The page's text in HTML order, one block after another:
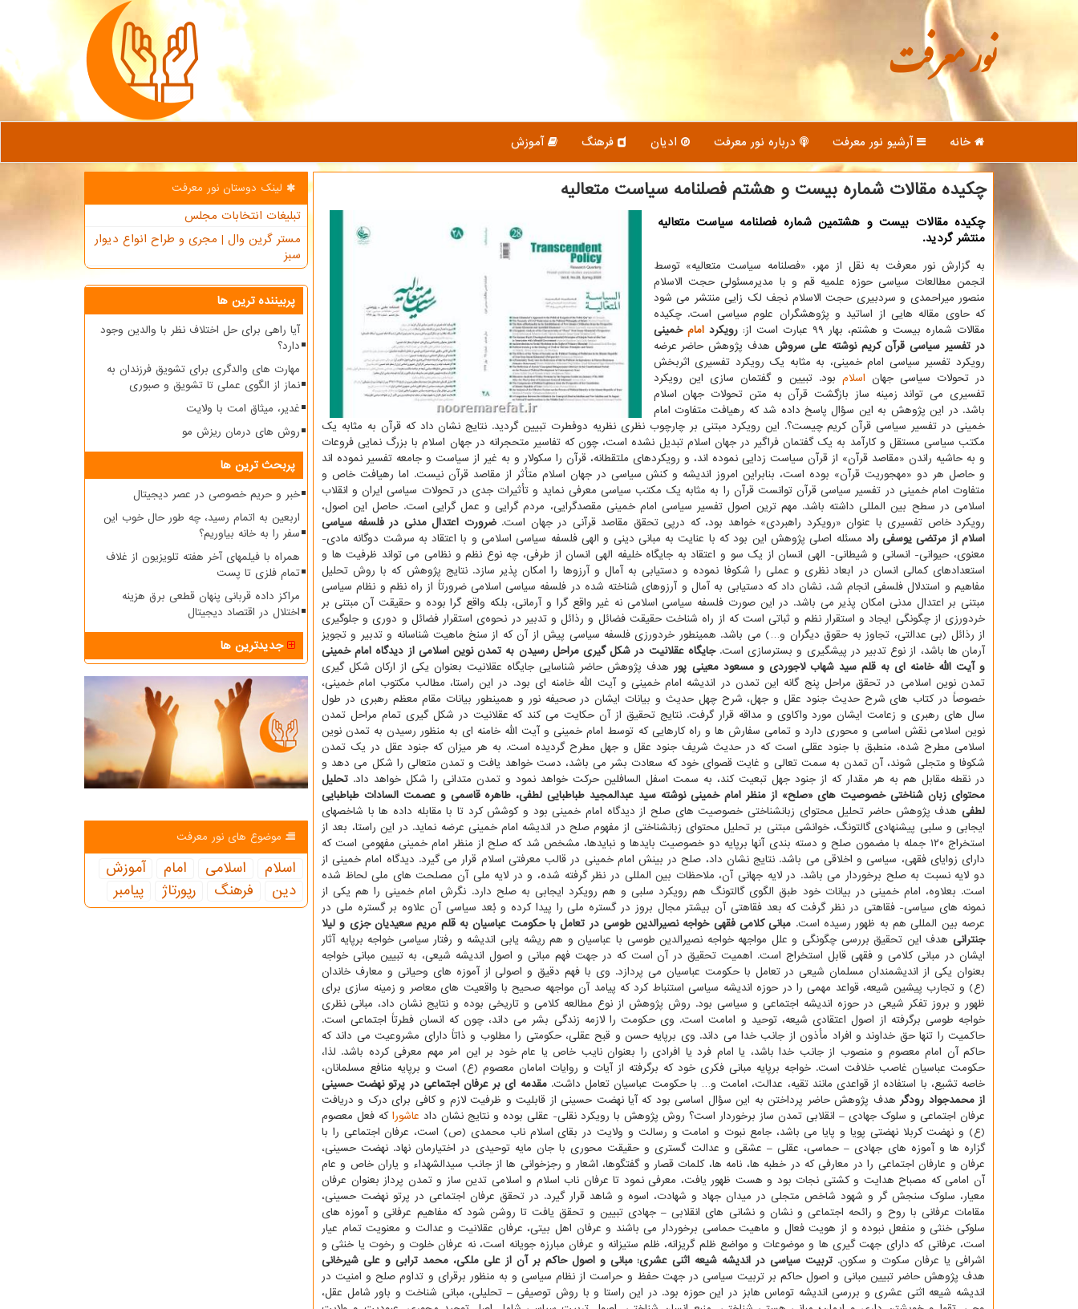
نور معرفت
خانه آرشیو نور معرفت درباره نور معرفت ادیان فرهنگ آموزش
چكیده مقالات شماره بیست و هشتم فصلنامه سیاست متعالیه
چكیده مقالات بیست و هشتمین شماره فصلنامه سیاست متعالیه
منتشر گردید.
به گزارش نور معرفت به نقل از مهر، «فصلنامه سیاست متعالیه» توسط
انجمن مطالعات سیاسی حوزه علمیه قم و با مدیرمسئولی حجت الاسلام
منصور میراحمدی و سردبیری حجت الاسلام نجف لک زایی منتشر می شود
که حاوی مقاله هایی از اساتید و پژوهشگران علوم سیاسی است. چکیده
مقالات شماره بیست و هشتم، بهار ۹۹ عبارت است از:
رویکردامام خمینی
در تفسیر سیاسی قرآن کریم نوشته علی سروش هدف پژوهش حاضر عرضه
رویکرد تفسیر سیاسی امام خمینی، به مثابه یک رویکرد تفسیری اثربخش
در تحولات سیاسی جهان اسلام بود. تبیین و گفتمان سازی این رویکرد
تفسیری می تواند زمینه ساز بازگشت قرآن به متن تحولات جهان اسلام
باشد. در این پژوهش به این سؤال پاسخ داده شد که رهیافت متفاوت امام
خمینی در تفسیر سیاسی قرآن کریم چیست؟. این رویکرد مبتنی بر چارچوب نظری نظریه دوفطرت تبیین گردید. نتایج نشان داد که قرآن به مثابه یک
مکتب سیاسی مستقل و کارآمد به یک گفتمان فراگیر در جهان اسلام تبدیل نشده است، چون که تفاسیر متحجرانه در جهان اسلام با بزرگ نمایی فروعات
و به حاشیه راندن «مقاصد قرآن» از قرآن سیاست زدایی نموده اند، و رویکردهای ملتقطانه، قرآن را سکولار و به غیر از سیاست و جامعه تفسیر نموده اند
و حاصل هر دو «مهجوریت قرآن» بوده است، بنابراین امروز اندیشه و کنش سیاسی در جهان اسلام متأثر از مقاصد قرآن نیست. اما رهیافت خاص و
متفاوت امام خمینی در تفسیر سیاسی قرآن توانست قرآن را به مثابه یک مکتب سیاسی معرفی نماید و تأثیرات جدی در تحولات سیاسی ایران و انقلاب
اسلامی در سطح بین المللی داشته باشد. مهم ترین اصول تفسیر سیاسی امام خمینی مقصدگرایی، مردم گرایی و عمل گرایی است. حاصل این اصول،
رویکرد خاص تفسیری با عنوان «رویکرد راهبردی» خواهد بود، که درپی تحقق مقاصد قرآنی در جهان است.ضرورت اعتدال مدنی در فلسفه سیاسی
اسلام از مرتضی یوسفی راد مسئله اصلی پژوهش این بود که با عنایت به مبانی دینی و الهی فلسفه سیاسی اسلامی و با اعتقاد به سرشت دوگانه مادی-
معنوی، حیوانی- انسانی و شیطانی- الهی انسان از یک سو و اعتقاد به جایگاه خلیفه الهی انسان از طرفی، چه نوع نظم و نظامی می تواند ظرفیت ها و
استعدادهای کمالی انسان در ابعاد نظری و عملی را شکوفا نموده و دستیابی به آمال و آرزوها را امکان پذیر سازد. نتایج پژوهش که با روش تحلیل
مفاهیم و استدلال فلسفی انجام شد، نشان داد که دستیابی به آمال و آرزوهای شناخته شده در فلسفه سیاسی اسلامی ضرورتاً از راه نظم و نظام سیاسی
مبتنی بر اعتدال مدنی امکان پذیر می باشد. در این صورت فلسفه سیاسی اسلامی نه غیر واقع گرا و آرمانی، بلکه واقع گرا بوده و حقیقت آن مبتنی بر
خردورزی از چگونگی ایجاد و استقرار نظم و ثباتی است که از راه شناخت حقیقت فضائل و رذائل و تدبیر در نحوه‌ی استقرار فضائل و دوری و جلوگیری
از رذائل (بی عدالتی، تجاوز به حقوق دیگران و…) می باشد. همینطور خردورزی فلسفه سیاسی پیش از آن که از سنخ ماهیت شناسانه و تدبیر و تجویز
آرمان ها باشد، از نوع تدبیر در پیشگیری و بسترسازی است.جایگاه عقلانیت در شکل گیری مراحل رسیدن به تمدن نوین اسلامی از دیدگاه امام خمینی
و آیت الله خامنه ای به قلم سید شهاب لاجوردی و مسعود معینی پور هدف پژوهش حاضر شناسایی جایگاه عقلانیت بعنوان یکی از ارکان شکل گیری
تمدن نوین اسلامی در تحقق مراحل پنج گانه این تمدن در اندیشه امام خمینی و آیت الله خامنه ای بود. در این راستا، مطالب مکتوب امام خمینی،
خصوصاً در کتاب های شرح حدیث جنود عقل و جهل، شرح چهل حدیث و بیانات ایشان در صحیفه نور و همینطور بیانات مقام معظم رهبری در طول
سال های رهبری و زعامت ایشان مورد واکاوی و مداقه قرار گرفت. نتایج تحقیق از آن حکایت می کند که عقلانیت در شکل گیری تمام مراحل تمدن
نوین اسلامی نقش اساسی و محوری دارد و تمامی سفارش ها و راه کارهایی که توسط امام خمینی و آیت الله خامنه ای به منظور رسیدن به تمدن نوین
اسلامی مطرح شده، منطبق با جنود عقلی است که در حدیث شریف جنود عقل و جهل مطرح گردیده است. به هر میزان که جنود عقل در یک تمدن
شکوفا و متجلی شوند، آن تمدن به سمت تعالی و غایت قصوای خود که سعادت بشر می باشد، دست خواهد یافت و تمدن متعالی را شکل می دهد و
در نقطه مقابل هم به هر مقدار که از جنود جهل تبعیت کند، به سمت اسفل السافلین حرکت خواهد نمود و تمدن متدانی را شکل خواهد داد. تحلیل
محتوای زبان شناختی خصوصیت های «صلح» از منظر امام خمینی نوشته سید عبدالمجید طباطبایی لطفی، طاهره قاسمی و عصمت السادات طباطبایی
لطفی هدف پژوهش حاضر تحلیل محتوای زبانشناختی خصوصیت های صلح از دیدگاه امام خمینی بود و کوشش کرد تا با مقابله داده ها با شاخصهای
ایجابی و سلبی پیشنهادی گالتونگ، خوانشی مبتنی بر تحلیل محتوای زبانشناختی از مفهوم صلح در اندیشه امام خمینی عرضه نماید. در این راستا، بعد از
استخراج ۱۲۰ جمله با مضمون صلح و دسته بندی آنها برپایه دو خصوصیت بایدها و نبایدها، مشخص شد که صلح از منظر امام خمینی مفهومی است که
دارای زوایای فقهی، سیاسی و اخلاقی می باشد. نتایج نشان داد، صلح در بینش امام خمینی در قالب معرفتی اسلام قرار می گیرد. دیدگاه امام خمینی از
دو لایه نسبت به صلح برخوردار می باشد. در لایه جهانی آن، ملاحظات بین المللی در نظر گرفته شده، و در لایه ملی آن مصلحت های ملی لحاظ شده
است. بعلاوه، امام خمینی در بیانات خود طبق الگوی گالتونگ هم رویکرد سلبی و هم رویکرد ایجابی به صلح دارد. نگرش امام خمینی را هم یکی از
نمونه های سیاسی- فقاهتی در نظر گرفت که بعد فقاهتی آن بیشتر مجال بروز در گستره ملی را پیدا کرده و بُعد سیاسی آن علاوه بر گستره ملی در
عرصه بین المللی هم به ظهور رسیده است. مبانی کلامی فقهی خواجه نصیرالدین طوسی در تعامل با حکومت عباسیان به قلم مریم سعیدیان جزی و لیلا
جنترانی هدف این تحقیق بررسی چگونگی و علل مواجهه خواجه نصیرالدین طوسی با عباسیان و هم ریشه یابی اندیشه و رفتار سیاسی خواجه برپایه آثار
ایشان در مبانی کلامی و فقهی قابل استخراج است. اهمیت تحقیق در آن است که در جهت فهم مبانی و اصول اندیشه شیعی، به تبیین مبانی خواجه
بعنوان یکی از اندیشمندان مسلمان شیعی در تعامل با حکومت عباسیان می پردازد. وی با فهم دقیق و اصولی از آموزه های وحیانی و معارف خاندان
(ع) و تجارب پیشین شیعه، قواعد مهمی را در حوزه اندیشه سیاسی استنباط کرد که پیامد آن مواجهه صحیح با واقعیت های معاصر و زمینه سازی برای
ظهور و بروز تفکر شیعی در حوزه اندیشه اجتماعی و سیاسی بود. روش پژوهش از نوع مطالعه کلامی و تاریخی بوده و نتایج نشان داد، مبانی نظری
خواجه طوسی برگرفته از اصول اعتقادی شیعه، توحید و امامت است. وی حکومت را لازمه زندگی بشر می داند، چون که انسان فطرتاً اجتماعی است.
حاکمیت را تنها حق خداوند و افراد مأذون از جانب خدا می داند. وی برپایه حسن و قبح عقلی، حکومتی را مطلوب و ذاتاً دارای مشروعیت می داند که
حاکم آن امام معصوم و منصوب از جانب خدا باشد، یا امام فرد یا افرادی را بعنوان نایب خاص یا عام خود بر این امر مهم معرفی کرده باشد. لذا،
حکومت عباسیان غاصب خلافت است. خواجه برپایه مبانی فکری خود که برگرفته از آیات و روایات امامان معصوم (ع) است و برپایه منافع مسلمانان،
خاصه تشیع، با استفاده از قواعدی مانند تقیه، عدالت، امامت و… با حکومت عباسیان تعامل داشت.مقدمه ای بر عرفان اجتماعی در پرتو نهضت حسینی
از محمدجواد رودگر هدف پژوهش حاضر پرداختن به این سؤال اساسی بود که آیا نهضت حسینی از قابلیت و ظرفیت لازم و کافی برای درک و دریافت
عرفان اجتماعی و سلوک جهادی – انقلابی تمدن ساز برخوردار است؟ روش پژوهش با رویکرد نقلی- عقلی بوده و نتایج نشان داد عاشورا که فعل معصوم
(ع) و نهضت کربلا نهضتی پویا و پایا می باشد، جامع نبوت و امامت و رسالت و ولایت در بقای اسلام ناب محمدی (ص) است، عرفان اجتماعی را با
گزاره ها و آموزه های جهادی – حماسی، عقلی – عشقی و عدالت گستری و حقیقت محوری با جان مایه توحیدی در اختیارمان نهاد. نهضت حسینی،
عرفان و عارفان اجتماعی را در معارفی که در خطبه ها، نامه ها، کلمات قصار و گفتگوها، اشعار و رجزخوانی ها از جانب سیدالشهداء و یاران خاص و عام
آن امامی که مصباح هدایت و کشتی نجات بود و هست ظهور یافت، معرفی نمود تا عرفان ناب اسلام و اسلامی تدین ساز و تمدن پرداز بعنوان عرفان
معیار، سلوک سنجش گر و شهود شاخص متجلی در میدان جهاد و شهادت، اسوه و شاهد قرار گیرد. در تحقق عرفان اجتماعی در پرتو نهضت حسینی،
مقامات عرفانی با روح و رائحه اجتماعی و نشان و نشانی های انقلابی – جهادی تبیین و تحقق یافت تا روشن شود که مفاهیم عرفانی و آموزه های
سلوکی خنثی و منفعل نبوده و از هویت فعال و ماهیت حماسی برخوردار می باشند و عرفان اهل بیتی، عرفان عقلانیت و عدالت و معنویت تمام عیار
است، عرفانی که دارای جهت گیری ها و موضوعات و مواضع ظلم گریزانه، ظلم ستیزانه و عرفان مبارزه جویانه است، نه عرفان خلوت و رخوت یا خنثی و
اشرافی یا عرفان سکوت و سکون. تربیت سیاسی در اندیشه شیعه اثنی عشری: مبانی و اصول حاکم بر آن از علی ملکی، محمد ترابی و علی شیرخانی
هدف پژوهش حاضر تبیین مبانی و اصول حاکم بر تربیت سیاسی در جهت حفظ و حراست از نظام سیاسی و به منظور برقرای و تداوم صلح و امنیت در
اندیشه شیعه اثنی عشری و بررسی اندیشه توماس هابز در این حوزه بود. در این راستا و با روش توصیفی – تحلیلی، مبانی شناخت و باور شامل عقل،
لینک دوستان نور معرفت
تبلیغات انتخابات مجلس
مستر گرین وال | مجری و طراح انواع دیوار
سبز
پربیننده ترین ها
آیا راهی برای حل اختلاف نظر با والدین وجود
دارد؟
مهارت های والدگری برای تشویق فرزندان به
نماز از الگوی عملی تا تشویق و صبوری
غدیر، میثاق امت با ولایت
روش های درمان ریزش مو
پربحث ترین ها
خبر و حریم خصوصی در عصر دیجیتال
اربعین به اتمام رسید، چه طور حال خوب این
سفر را به خانه بیاوریم؟
همراه با فیلمهای آخر هفته تلویزیون از غلاف
تمام فلزی تا پست
مراکز داده قربانی پنهان قطعی برق هزینه
اختلال در اقتصاد دیجیتال
جدیدترین ها
موضوع های نور معرفت
اسلام اسلامی امام
آموزش
دین
فرهنگ رپورتاژ پیامبر